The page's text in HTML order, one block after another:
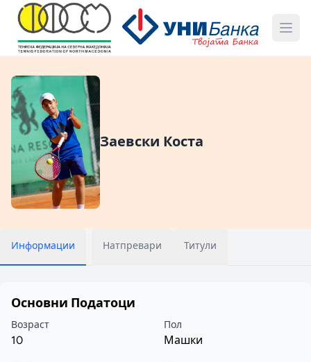
Заевски Коста
Информации Натпревари Титули
Основни Податоци
Возраст
10
Пол
Машки